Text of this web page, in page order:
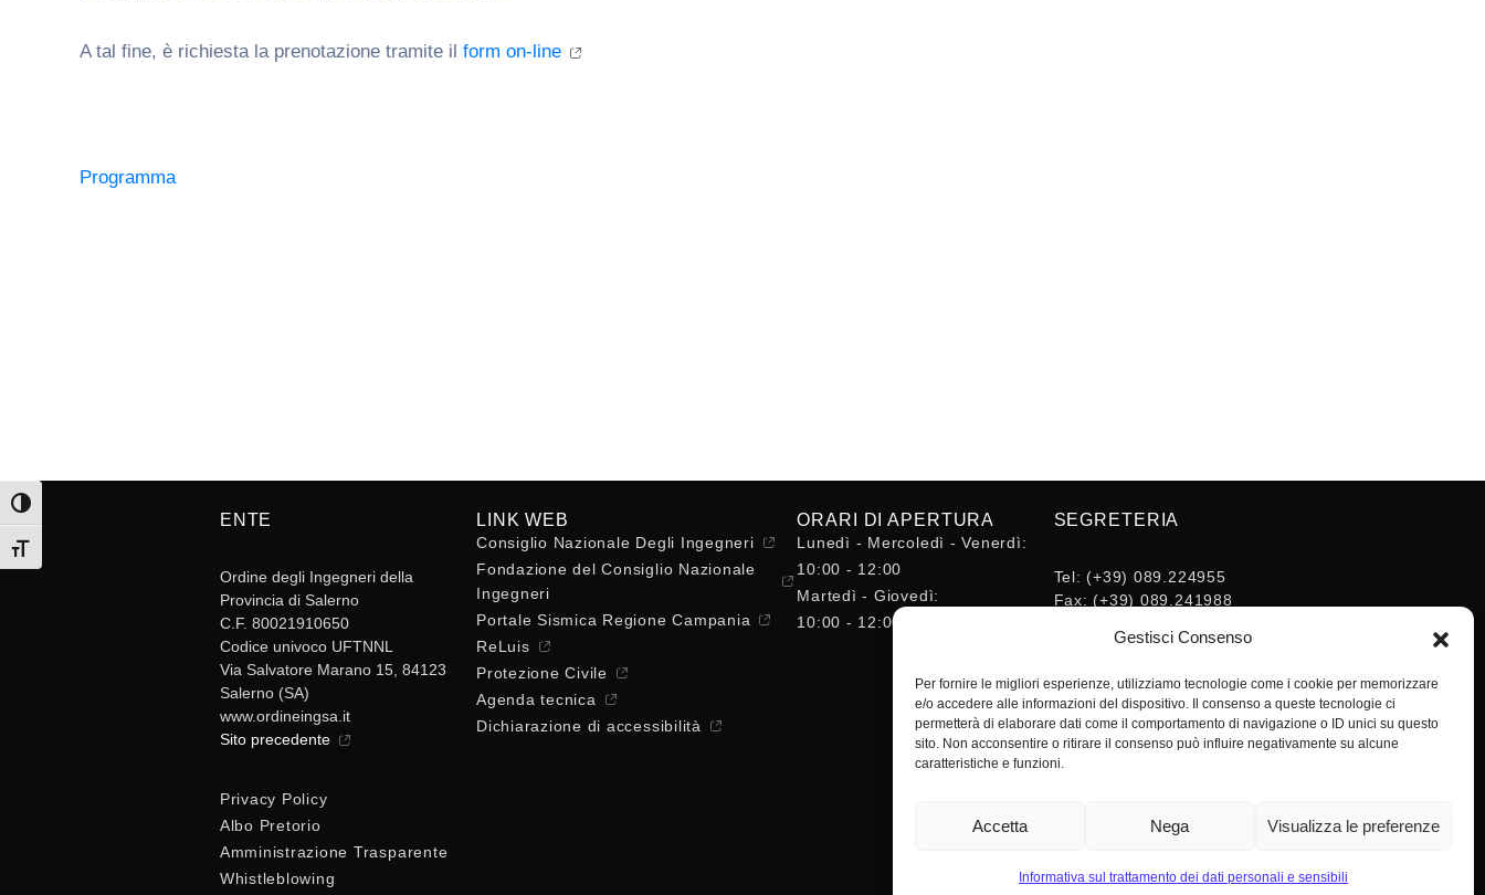
Gestisci Consenso
Per fornire le migliori esperienze, utilizziamo tecnologie come i cookie per memorizzare
e/o accedere alle informazioni del dispositivo. Il consenso a queste tecnologie ci
permetterà di elaborare dati come il comportamento di navigazione o ID unici su questo
sito. Non acconsentire o ritirare il consenso può influire negativamente su alcune
caratteristiche e funzioni.
Accetta Nega Visualizza le preferenze
Informativa sul trattamento dei dati personali e sensibili
A tal fine, è richiesta la prenotazione tramite il form on-line
Programma
Attiva/disattiva alto contrasto
Attiva/disattiva dimensione testo
ENTE
Ordine degli Ingegneri della
Provincia di Salerno
C.F. 80021910650
Codice univoco UFTNNL
Via Salvatore Marano 15, 84123
Salerno (SA)
www.ordineingsa.it
Sito precedente
Privacy Policy
Albo Pretorio
Amministrazione Trasparente
Whistleblowing
LINK WEB
Consiglio Nazionale Degli Ingegneri
Fondazione del Consiglio Nazionale
Ingegneri
Portale Sismica Regione Campania
ReLuis
Protezione Civile
Agenda tecnica
Dichiarazione di accessibilità
ORARI DI APERTURA
Lunedì - Mercoledì - Venerdì:
10:00 - 12:00
Martedì - Giovedì:
10:00 - 12:00 / 14:30 - 16:30
SEGRETERIA
Tel: (+39) 089.224955
Fax: (+39) 089.241988
segreteria@ordineingsa.it
segreteria.ordine@ordingsa.it
SOCIAL